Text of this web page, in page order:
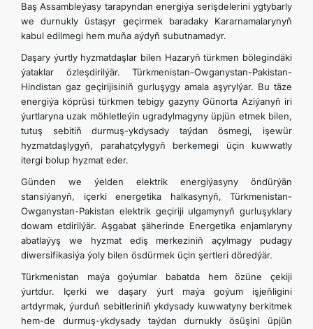
Baş Assambleýasy tarapyndan energiýa serişdelerini ygtybarly
we durnukly üstaşyr geçirmek baradaky Kararnamalarynyň
kabul edilmegi hem muňa aýdyň subutnamadyr.
Daşary ýurtly hyzmatdaşlar bilen Hazaryň türkmen bölegindäki
ýataklar özleşdirilýär. Türkmenistan-Owganystan-Pakistan-
Hindistan gaz geçirijisiniň gurluşygy amala aşyrylýar. Bu täze
energiýa köprüsi türkmen tebigy gazyny Günorta Aziýanyň iri
ýurtlaryna uzak möhletleýin ugradylmagyny üpjün etmek bilen,
tutuş sebitiň durmuş-ykdysady taýdan ösmegi, işewür
hyzmatdaşlygyň, parahatçylygyň berkemegi üçin kuwwatly
itergi bolup hyzmat eder.
Günden we ýelden elektrik energiýasyny öndürýän
stansiýanyň, içerki energetika halkasynyň, Türkmenistan-
Owganystan-Pakistan elektrik geçiriji ulgamynyň gurluşyklary
dowam etdirilýär. Aşgabat şäherinde Energetika enjamlaryny
abatlaýyş we hyzmat ediş merkeziniň açylmagy pudagy
diwersifikasiýa ýoly bilen ösdürmek üçin şertleri döredýär.
Türkmenistan maýa goýumlar babatda hem özüne çekiji
ýurtdur. Içerki we daşary ýurt maýa goýum işjeň­ligini
artdyrmak, ýurduň sebitleriniň ykdysady kuwwatyny berkitmek
hem-de durmuş-ykdysady taýdan durnukly ösüşini üpjün